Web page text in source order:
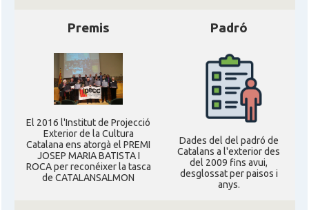
Premis
El 2016 l'Institut de Projecció
Exterior de la Cultura
Catalana ens atorgà el PREMI
JOSEP MARIA BATISTA I
ROCA per reconéixer la tasca
de CATALANSALMON
Padró
Dades del del padró de
Catalans a l'exterior des
del 2009 fins avui,
desglossat per paisos i
anys.